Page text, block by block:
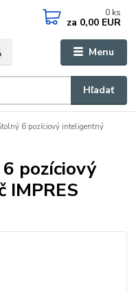
Menu
Hľadať
0 ks
za 0,00 EUR
6 pozíciový inteligentný
pozíciový